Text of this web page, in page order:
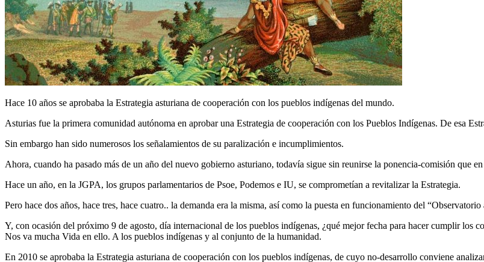
Hace 10 años se aprobaba la Estrategia asturiana de cooperación con los pueblos indígenas del mundo.
Asturias fue la primera comunidad autónoma en aprobar una Estrategia de cooperación con los Pueblos Indígenas. De esa
Sin embargo han sido numerosos los señalamientos de su paralización e incumplimientos.
Ahora, cuando ha pasado más de un año del nuevo gobierno asturiano, todavía sigue sin reunirse la ponencia-comisión que
Hace un año, en la JGPA, los grupos parlamentarios de Psoe, Podemos e IU, se comprometían a revitalizar la Estrategia.
Pero hace dos años, hace tres, hace cuatro.. la demanda era la misma, así como la puesta en funcionamiento del
Y, con ocasión del próximo 9 de agosto, día internacional de los pueblos indígenas, ¿qué mejor fecha para hacer cumplir los
Nos va mucha Vida en ello. A los pueblos indígenas y al conjunto de la humanidad.
En 2010 se aprobaba la Estrategia asturiana de cooperación con los pueblos indígenas, de cuyo no-desarrollo conviene